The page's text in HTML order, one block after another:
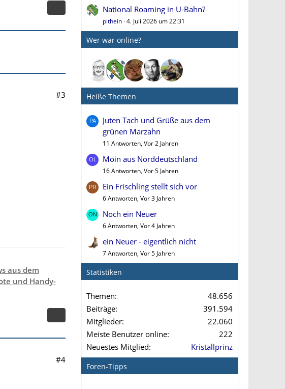
#3
aus dem
und Handy-
#4
National Roaming in U-Bahn?
pithein 4. Juli 2026 um 22:31
Wer war online?
Heiße Themen
Juten Tach und Grüße aus dem
grünen Marzahn
11 Antworten, Vor 2 Jahren
Moin aus Norddeutschland
16 Antworten, Vor 5 Jahren
Ein Frischling stellt sich vor
6 Antworten, Vor 3 Jahren
Noch ein Neuer
6 Antworten, Vor 4 Jahren
ein Neuer - eigentlich nicht
7 Antworten, Vor 5 Jahren
Statistiken
Themen
48.656
Beiträge
391.594
Mitglieder
22.060
Meiste Benutzer online
222
Neuestes Mitglied
Kristallprinz
Foren-Tipps